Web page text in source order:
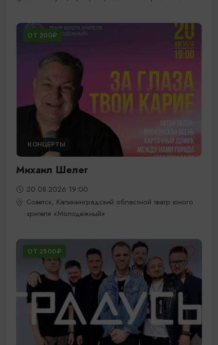
ОТ 200₽
КОНЦЕРТЫ
Михаил Шелег
20.08.2026 19:00
Советск, Калининградский областной театр юного
зрителя «Молодежный»
ОТ 2500₽